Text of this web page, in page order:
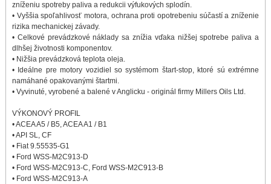
zníženiu spotreby paliva a redukcii výfukových splodín.
• Vyššia spoľahlivosť motora, ochrana proti opotrebeniu súčastí a zníženie
rizika mechanickej závady.
• Celkové prevádzkové náklady sa znížia vďaka nižšej spotrebe paliva a
dlhšej životnosti komponentov.
• Nižšia prevádzková teplota oleja.
• Ideálne pre motory vozidiel so systémom štart-stop, ktoré sú extrémne
namáhané opakovanými štartmi.
• Vyvinuté, vyrobené a balené v Anglicku - originál firmy Millers Oils Ltd.
VÝKONOVÝ PROFIL
• ACEA A5 / B5, ACEA A1 / B1
• API SL, CF
• Fiat 9.55535-G1
• Ford WSS-M2C913-D
• Ford WSS-M2C913-C, Ford WSS-M2C913-B
• Ford WSS-M2C913-A